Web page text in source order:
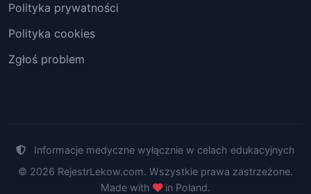
Polityka prywatności
Polityka cookies
Zgłoś problem
Informacje medyczne wyłącznie w celach edukacyjnych
© 2026 RejestrLekow.com. Wszystkie prawa zastrzeżone.
Made with
in Poland.